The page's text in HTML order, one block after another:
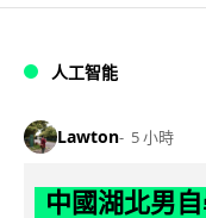
人工智能
Lawton 5 小時
中國湖北男